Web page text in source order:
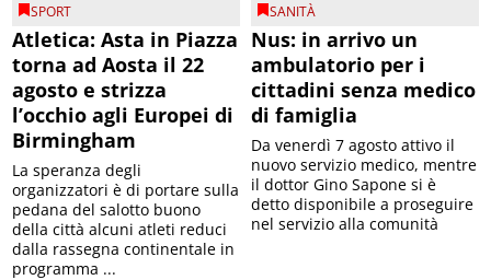
SPORT
Atletica: Asta in Piazza
torna ad Aosta il 22
agosto e strizza
l’occhio agli Europei di
Birmingham
La speranza degli
organizzatori è di portare sulla
pedana del salotto buono
della città alcuni atleti reduci
dalla rassegna continentale in
programma ...
SANITÀ
Nus: in arrivo un
ambulatorio per i
cittadini senza medico
di famiglia
Da venerdì 7 agosto attivo il
nuovo servizio medico, mentre
il dottor Gino Sapone si è
detto disponibile a proseguire
nel servizio alla comunità